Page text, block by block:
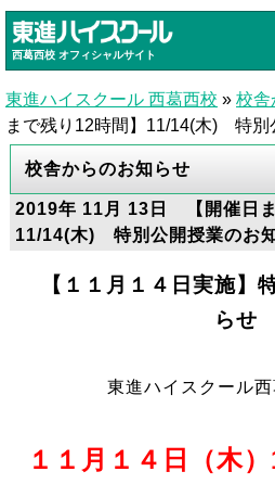
西葛西校 オフィシャルサイト
東進ハイスクール 西葛西校 » 校舎
まで残り12時間】11/14(木) 特別
校舎からのお知らせ
2019年 11月 13日 【開催日ま
11/14(木) 特別公開授業のお
【１１月１４日実施】
らせ
東進ハイスクール
１１月１４日（木